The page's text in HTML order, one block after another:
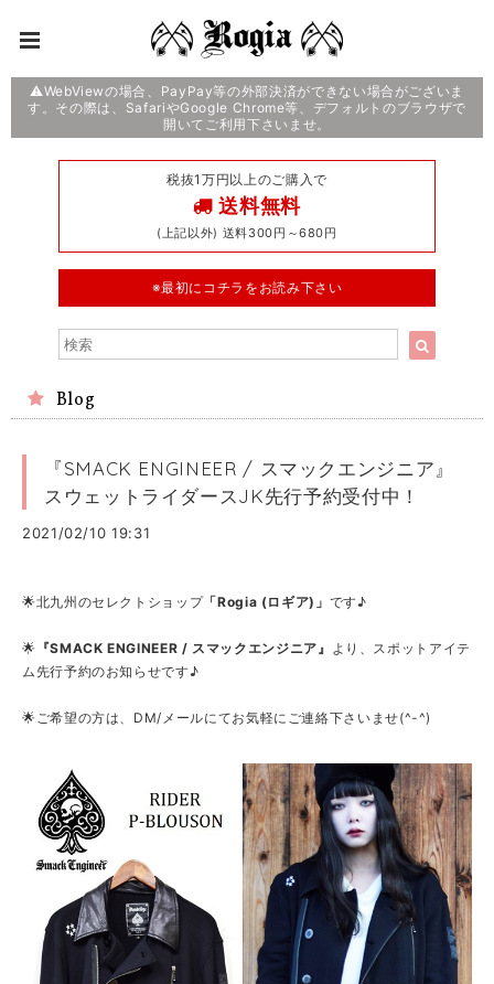
⚠️WebViewの場合、PayPay等の外部決済ができない場合がございま
す。その際は、SafariやGoogle Chrome等、デフォルトのブラウザで
開いてご利用下さいませ。
税抜1万円以上のご購入で
送料無料
(上記以外) 送料300円～680円
※最初にコチラをお読み下さい
Blog
『SMACK ENGINEER / スマックエンジニア』
スウェットライダースJK先行予約受付中！
2021/02/10 19:31
🌟北九州のセレクトショップ「Rogia (ロギア)」 です♪
🌟 『SMACK ENGINEER / スマックエンジニア』 より、スポットアイテ
ム先行予約のお知らせです♪
🌟ご希望の方は、DM/メールにてお気軽にご連絡下さいませ(^-^)